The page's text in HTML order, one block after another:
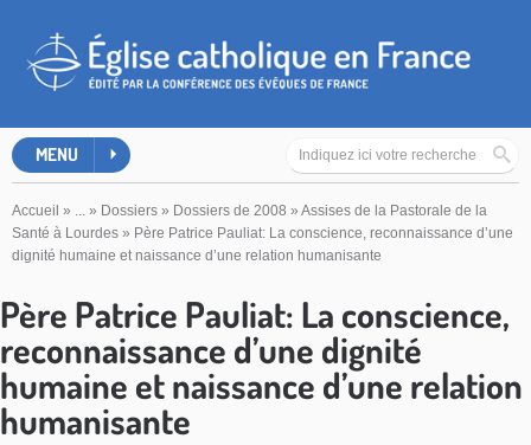
MENU
Accueil » ... » Dossiers » Dossiers de 2008 » Assises de la Pastorale de la
Santé à Lourdes » Père Patrice Pauliat: La conscience, reconnaissance d’une
dignité humaine et naissance d’une relation humanisante
Père Patrice Pauliat: La conscience,
reconnaissance d’une dignité
humaine et naissance d’une relation
humanisante